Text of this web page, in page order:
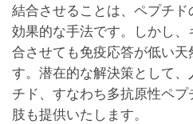
結合させることは、ペプチ
効果的な手法です。しかし
合させても免疫応答が低い天
す。潜在的な解決策として
チド、すなわち多抗原性ペプ
肢も提供いたします。